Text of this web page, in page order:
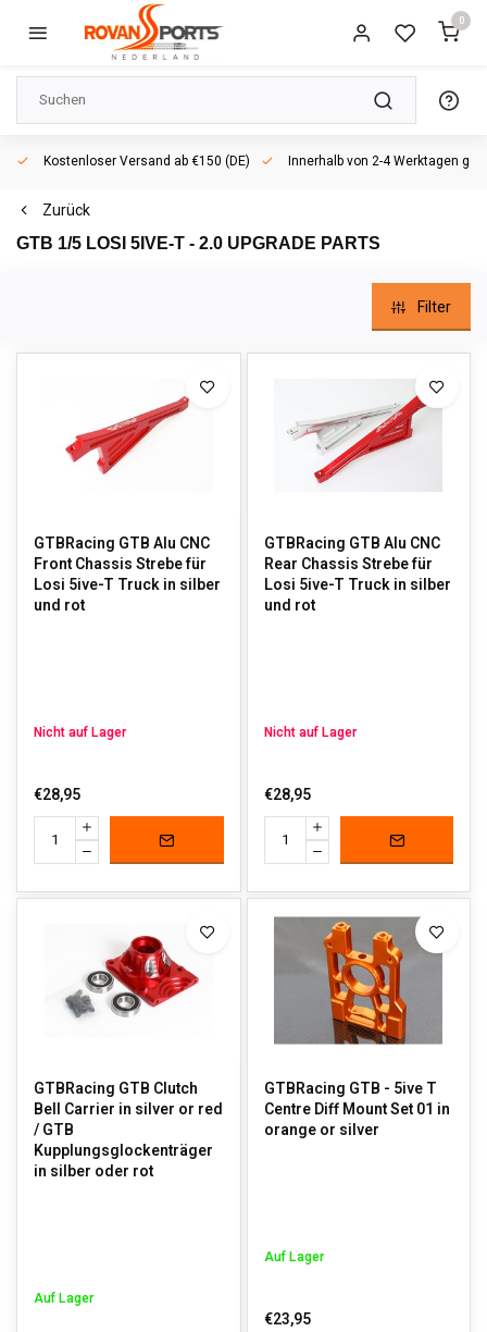
0
Kostenloser Versand ab €150 (DE) Innerhalb von 2-4 Werktagen
Zurück
GTB 1/5 LOSI 5IVE-T - 2.0 UPGRADE PARTS
Filter
GTBRacing GTB Alu CNC
Front Chassis Strebe für
Losi 5ive-T Truck in silber
und rot
Nicht auf Lager
€28,95
GTBRacing GTB Alu CNC
Rear Chassis Strebe für
Losi 5ive-T Truck in silber
und rot
Nicht auf Lager
€28,95
GTBRacing GTB Clutch
Bell Carrier in silver or red
/ GTB
Kupplungsglockenträger
in silber oder rot
Auf Lager
GTBRacing GTB - 5ive T
Centre Diff Mount Set 01 in
orange or silver
Auf Lager
€23,95